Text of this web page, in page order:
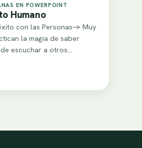
EN POWERPOINT
Humano
con las Personas-> Muy
la magia de saber
escuchar a otros…